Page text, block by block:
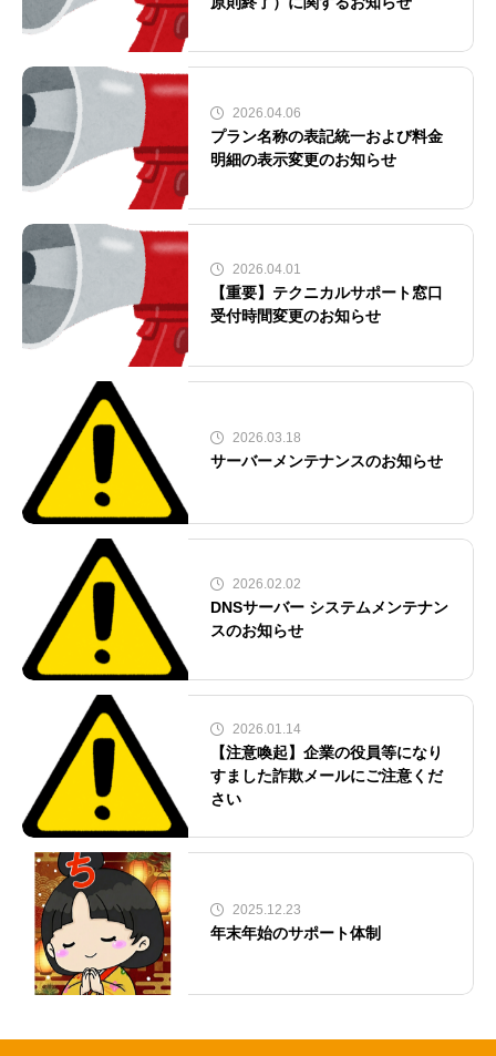
2026.04.06
プラン名称の表記統一および料金
明細の表示変更のお知らせ
2026.04.01
【重要】テクニカルサポート窓口
受付時間変更のお知らせ
2026.03.18
サーバーメンテナンスのお知らせ
2026.02.02
DNSサーバー システムメンテナン
スのお知らせ
2026.01.14
【注意喚起】企業の役員等になり
すました詐欺メールにご注意くだ
さい
2025.12.23
年末年始のサポート体制